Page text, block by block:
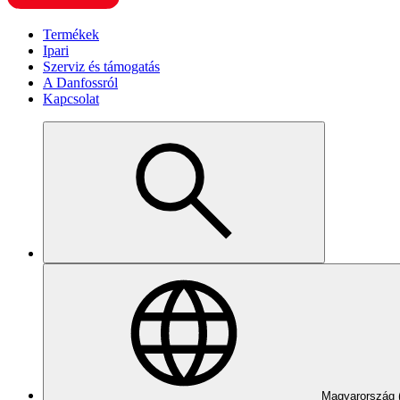
Termékek
Ipari
Szerviz és támogatás
A Danfossról
Kapcsolat
Magyarország